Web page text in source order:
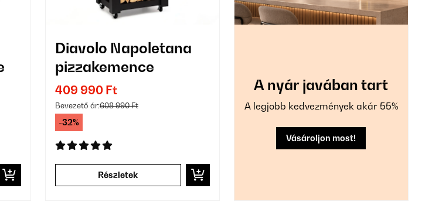
Diavolo Napoletana
pizzakemence
409 990 Ft
Bevezető ár:608 990 Ft
-32%
Részletek
A nyár javában tart
A legjobb kedvezmények akár 55%
Vásároljon most!